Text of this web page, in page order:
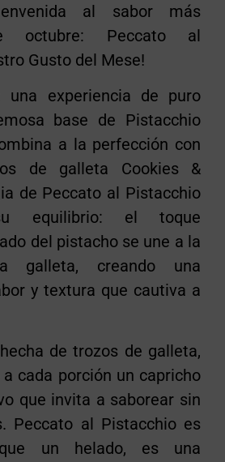
al sabor más
octubre: Peccato al
Gusto del Mese!
una experiencia de puro
base de Pistacchio
a la perfección con
de galleta Cookies &
de Peccato al Pistacchio
equilibrio: el toque
del pistacho se une a la
galleta, creando una
y textura que cautiva a
de trozos de galleta,
cada porción un capricho
que invita a saborear sin
Peccato al Pistacchio es
un helado, es una